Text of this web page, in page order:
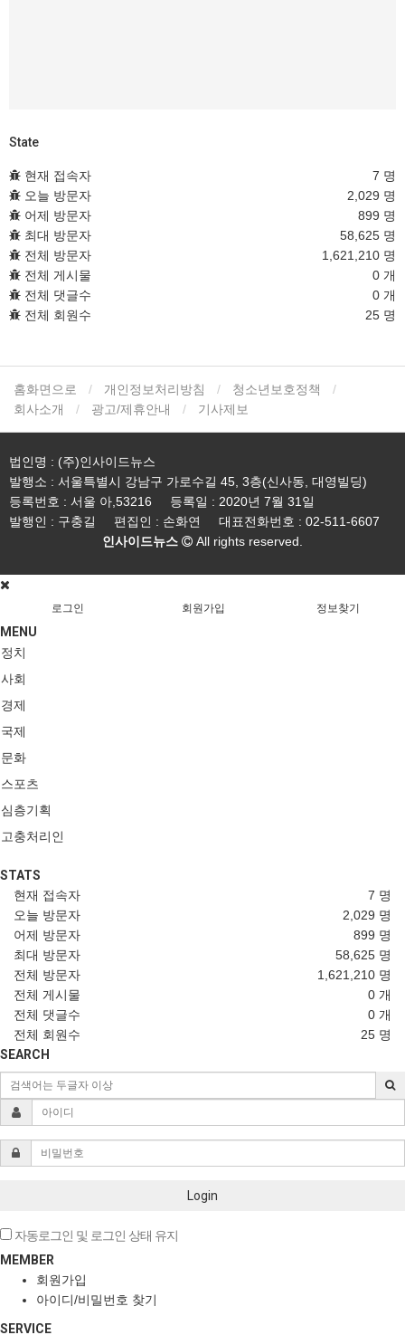
State
현재 접속자
7 명
오늘 방문자
2,029 명
어제 방문자
899 명
최대 방문자
58,625 명
전체 방문자
1,621,210 명
전체 게시물
0 개
전체 댓글수
0 개
전체 회원수
25 명
홈화면으로 개인정보처리방침
청소년보호정책
회사소개
광고/제휴안내 기사제보
법인명 : (주)인사이드뉴스
발행소 : 서울특별시 강남구 가로수길 45, 3층(신사동, 대영빌딩)
등록번호 : 서울 아,53216
등록일 : 2020년 7월 31일
발행인 : 구충길
편집인 : 손화연
대표전화번호 : 02-511-6607
인사이드뉴스
All rights reserved.
로그인 회원가입 정보찾기
MENU
정치
사회
경제
국제
문화
스포츠
심층기획
고충처리인
STATS
7 명
현재 접속자
2,029 명
오늘 방문자
899 명
어제 방문자
58,625 명
최대 방문자
1,621,210 명
전체 방문자
0 개
전체 게시물
0 개
전체 댓글수
25 명
전체 회원수
SEARCH
Login
자동로그인 및 로그인 상태 유지
MEMBER
회원가입
아이디/비밀번호 찾기
SERVICE